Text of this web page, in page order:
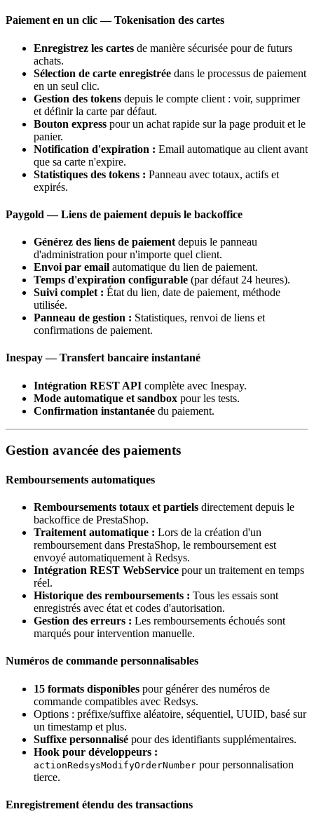
Paiement en un clic — Tokenisation des cartes
Enregistrez les cartes de manière sécurisée pour de futurs
achats.
Sélection de carte enregistrée dans le processus de paiement
en un seul clic.
Gestion des tokens depuis le compte client : voir, supprimer
et définir la carte par défaut.
Bouton express pour un achat rapide sur la page produit et le
panier.
Notification d'expiration : Email automatique au client avant
que sa carte n'expire.
Statistiques des tokens : Panneau avec totaux, actifs et
expirés.
Paygold — Liens de paiement depuis le backoffice
Générez des liens de paiement depuis le panneau
d'administration pour n'importe quel client.
Envoi par email automatique du lien de paiement.
Temps d'expiration configurable (par défaut 24 heures).
Suivi complet : État du lien, date de paiement, méthode
utilisée.
Panneau de gestion : Statistiques, renvoi de liens et
confirmations de paiement.
Inespay — Transfert bancaire instantané
Intégration REST API complète avec Inespay.
Mode automatique et sandbox pour les tests.
Confirmation instantanée du paiement.
Gestion avancée des paiements
Remboursements automatiques
Remboursements totaux et partiels directement depuis le
backoffice de PrestaShop.
Traitement automatique : Lors de la création d'un
remboursement dans PrestaShop, le remboursement est
envoyé automatiquement à Redsys.
Intégration REST WebService pour un traitement en temps
réel.
Historique des remboursements : Tous les essais sont
enregistrés avec état et codes d'autorisation.
Gestion des erreurs : Les remboursements échoués sont
marqués pour intervention manuelle.
Numéros de commande personnalisables
15 formats disponibles pour générer des numéros de
commande compatibles avec Redsys.
Options : préfixe/suffixe aléatoire, séquentiel, UUID, basé sur
un timestamp et plus.
Suffixe personnalisé pour des identifiants supplémentaires.
Hook pour développeurs :
actionRedsysModifyOrderNumber pour personnalisation
tierce.
Enregistrement étendu des transactions